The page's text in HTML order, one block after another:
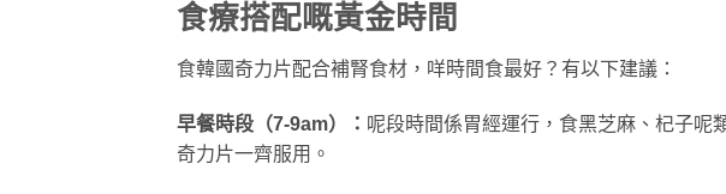
食療搭配嘅黃金時間
食韓國奇力片配合補腎食材，咩時間食最好？有以下建議：
早餐時段（7-9am）： 呢段時間係胃經運行，食黑芝麻、杞子呢
奇力片一齊服用。